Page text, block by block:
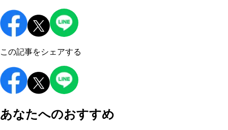
この記事をシェアする
あなたへのおすすめ